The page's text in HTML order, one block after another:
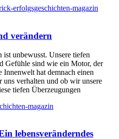
verändern
unbewusst. Unsere tiefen
Gefühle sind wie ein Motor, der
Innenwelt hat demnach einen
verhalten und ob wir unsere
tiefen Überzeugungen
lebensveränderndes